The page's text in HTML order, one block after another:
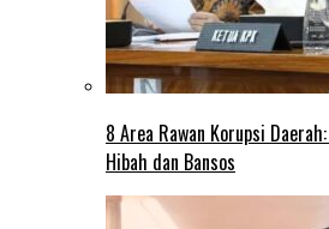
8 Area Rawan Korupsi
Hibah dan Bansos